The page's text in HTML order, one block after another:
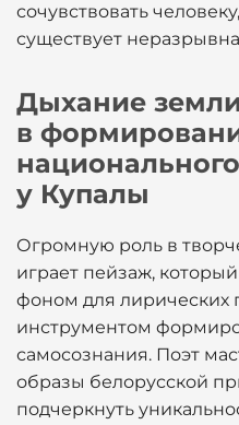
сочувствовать
существует
Дыхание
в
у Купалы
Огромную роль в
играет пейзаж,
фоном для
инструментом
самосознания. Поэт
образы белорусской
подчеркнуть